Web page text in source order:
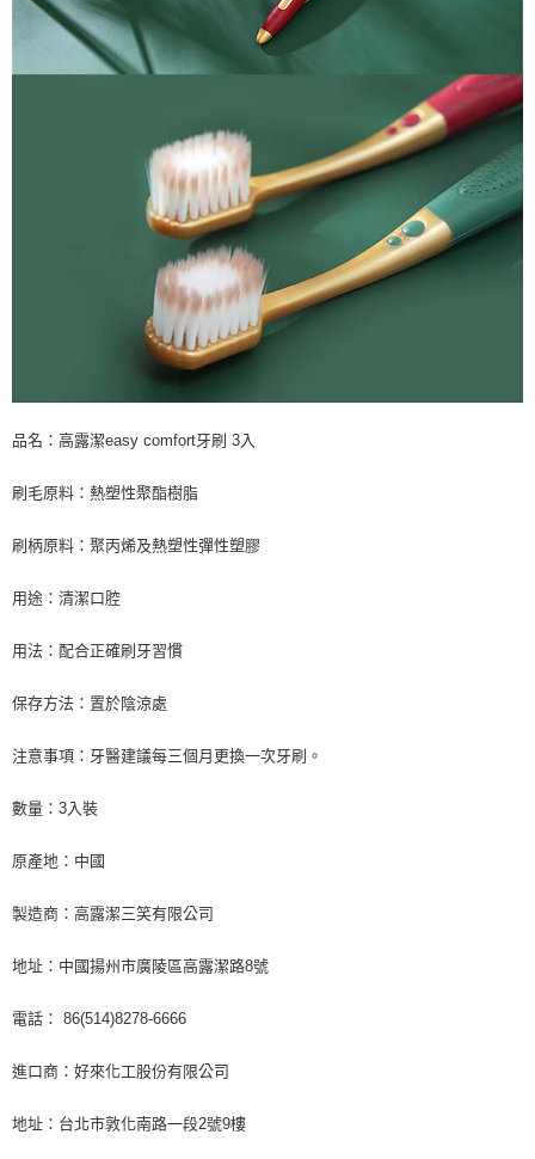
品名：高露潔easy comfort牙刷 3入
刷毛原料：熱塑性聚酯樹脂
刷柄原料：聚丙烯及熱塑性彈性塑膠
用途：清潔口腔
用法：配合正確刷牙習慣
保存方法：置於陰涼處
注意事項：牙醫建議每三個月更換一次牙刷。
數量：3入裝
原產地：中國
製造商：高露潔三笑有限公司
地址：中國揚州市廣陵區高露潔路8號
電話： 86(514)8278-6666
進口商：好來化工股份有限公司
地址：台北市敦化南路一段2號9樓